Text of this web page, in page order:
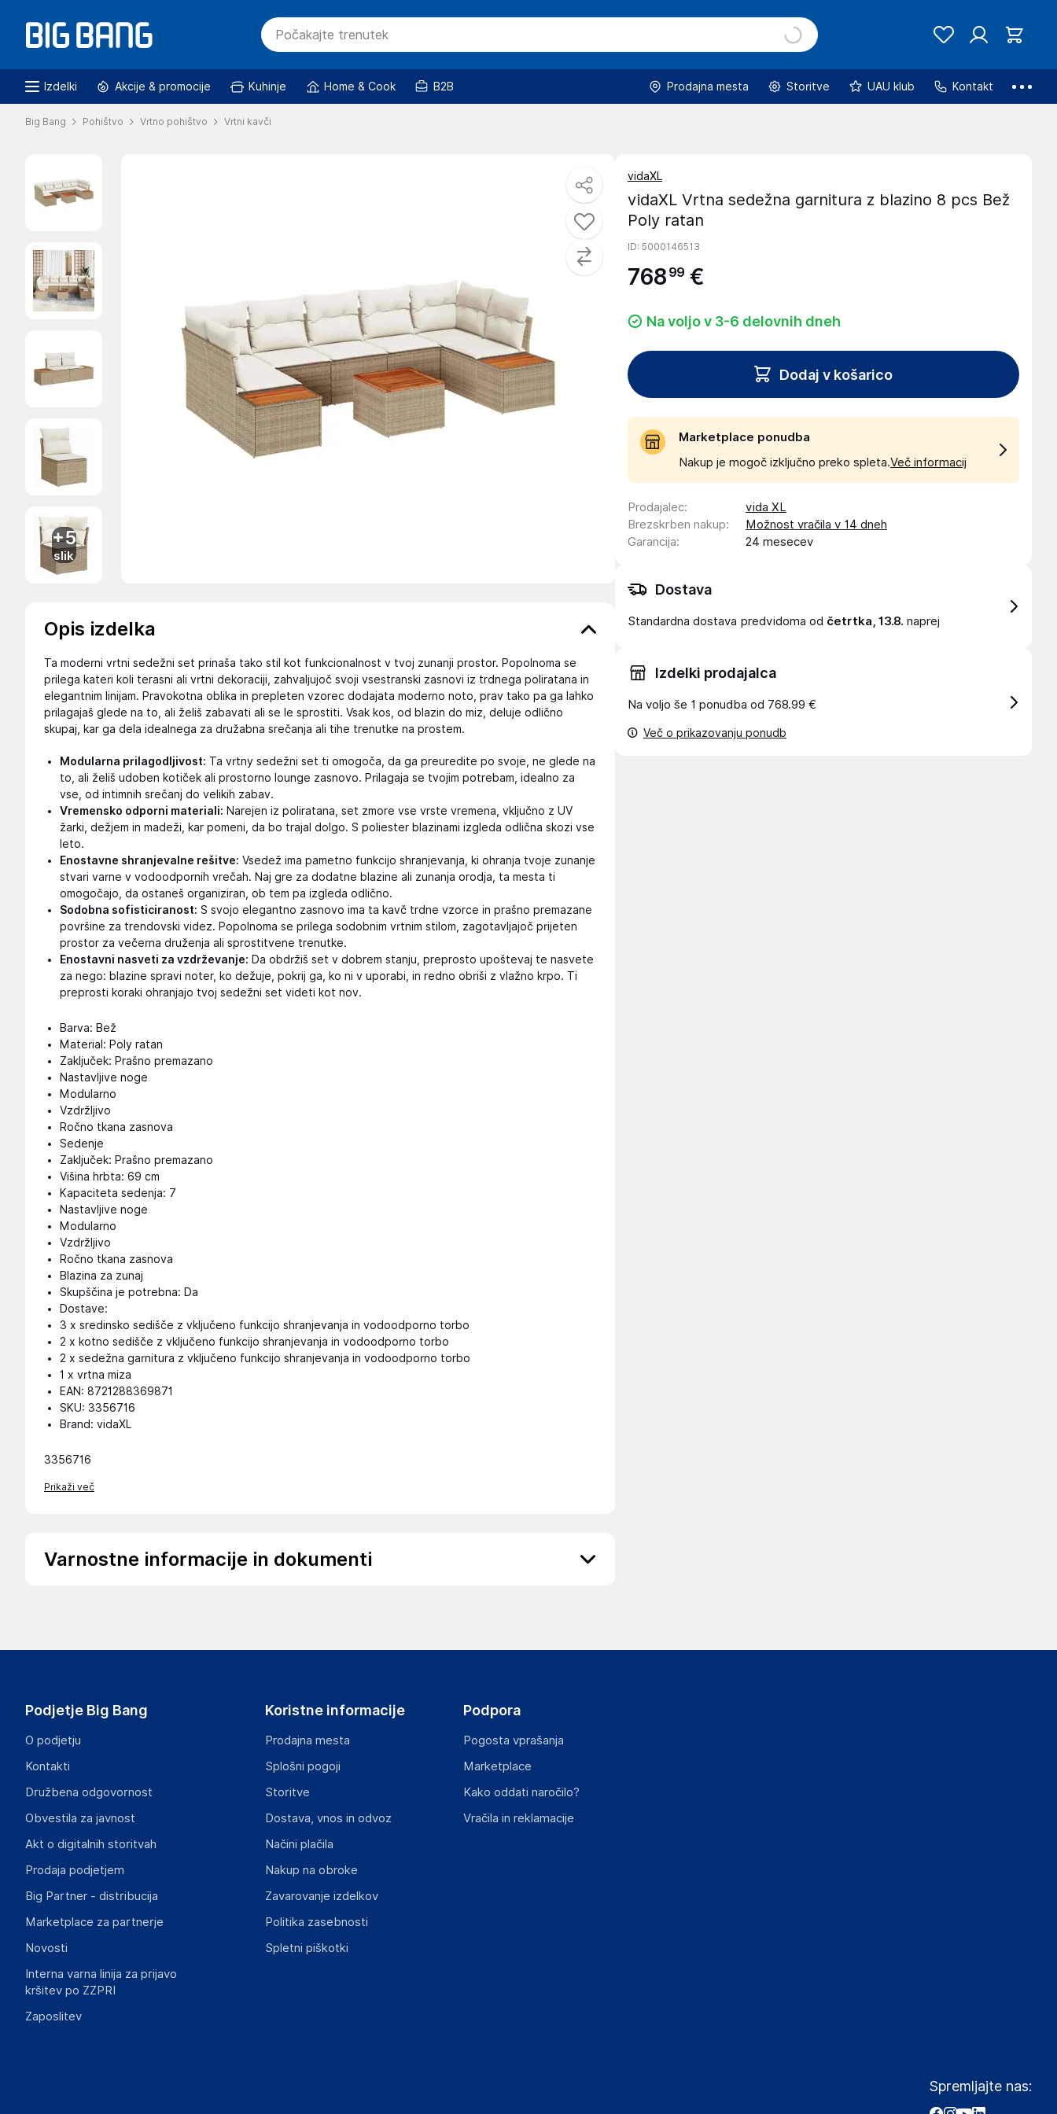
Izdelki Akcije & promocije Kuhinje Home & Cook B2B Prodajna mesta Storitve UAU klub Kontakt
Big Bang Pohištvo Vrtno pohištvo Vrtni kavči
+5
slik
Opis izdelka
Ta moderni vrtni sedežni set prinaša tako stil kot funkcionalnost v tvoj zunanji prostor. Popolnoma se
prilega kateri koli terasni ali vrtni dekoraciji, zahvaljujoč svoji vsestranski zasnovi iz trdnega poliratana in
elegantnim linijam. Pravokotna oblika in prepleten vzorec dodajata moderno noto, prav tako pa ga lahko
prilagajaš glede na to, ali želiš zabavati ali se le sprostiti. Vsak kos, od blazin do miz, deluje odlično
skupaj, kar ga dela idealnega za družabna srečanja ali tihe trenutke na prostem.
Modularna prilagodljivost: Ta vrtny sedežni set ti omogoča, da ga preuredite po svoje, ne glede na
to, ali želiš udoben kotiček ali prostorno lounge zasnovo. Prilagaja se tvojim potrebam, idealno za
vse, od intimnih srečanj do velikih zabav.
Vremensko odporni materiali: Narejen iz poliratana, set zmore vse vrste vremena, vključno z UV
žarki, dežjem in madeži, kar pomeni, da bo trajal dolgo. S poliester blazinami izgleda odlična skozi vse
leto.
Enostavne shranjevalne rešitve: Vsedež ima pametno funkcijo shranjevanja, ki ohranja tvoje zunanje
stvari varne v vodoodpornih vrečah. Naj gre za dodatne blazine ali zunanja orodja, ta mesta ti
omogočajo, da ostaneš organiziran, ob tem pa izgleda odlično.
Sodobna sofisticiranost: S svojo elegantno zasnovo ima ta kavč trdne vzorce in prašno premazane
površine za trendovski videz. Popolnoma se prilega sodobnim vrtnim stilom, zagotavljajoč prijeten
prostor za večerna druženja ali sprostitvene trenutke.
Enostavni nasveti za vzdrževanje: Da obdržiš set v dobrem stanju, preprosto upoštevaj te nasvete
za nego: blazine spravi noter, ko dežuje, pokrij ga, ko ni v uporabi, in redno obriši z vlažno krpo. Ti
preprosti koraki ohranjajo tvoj sedežni set videti kot nov.
Barva: Bež
Material: Poly ratan
Zaključek: Prašno premazano
Nastavljive noge
Modularno
Vzdržljivo
Ročno tkana zasnova
Sedenje
Zaključek: Prašno premazano
Višina hrbta: 69 cm
Kapaciteta sedenja: 7
Nastavljive noge
Modularno
Vzdržljivo
Ročno tkana zasnova
Blazina za zunaj
Skupščina je potrebna: Da
Dostave:
3 x sredinsko sedišče z vključeno funkcijo shranjevanja in vodoodporno torbo
2 x kotno sedišče z vključeno funkcijo shranjevanja in vodoodporno torbo
2 x sedežna garnitura z vključeno funkcijo shranjevanja in vodoodporno torbo
1 x vrtna miza
EAN: 8721288369871
SKU: 3356716
Brand: vidaXL
3356716
Prikaži več
Varnostne informacije in dokumenti
https://www.vidaxl.nl/
Gospodarski subjekt s sedežem v EU, ki zagotavlja skladnost izdelka z zahtevanimi predpisi.
Mary Kingsleystraat 1, 5928 SK Venlo
The Netherlands
Slike o varnosti izdelka
Slike o varnosti izdelka vsebujejo opozorila na embalaži izdelka in lahko vključujejo ključne varnostne
vidaXL
vidaXL Vrtna sedežna garnitura z blazino 8 pcs Bež
Poly ratan
ID: 5000146513
768 99 €
Na voljo v 3-6 delovnih dneh
Dodaj v košarico
Marketplace ponudba
Nakup je mogoč izključno preko spleta.Več informacij
Prodajalec:
vida XL
Brezskrben nakup:
Možnost vračila v 14 dneh
Garancija: 24 mesecev
Dostava
Standardna dostava predvidoma od četrtka, 13.8. naprej
Izdelki prodajalca
Na voljo še 1 ponudba od 768.99 €
Več o prikazovanju ponudb
Podjetje Big Bang
O podjetju
Kontakti
Družbena odgovornost
Obvestila za javnost
Akt o digitalnih storitvah
Prodaja podjetjem
Big Partner - distribucija
Marketplace za partnerje
Novosti
Interna varna linija za prijavo
kršitev po ZZPRI
Zaposlitev
Koristne informacije
Prodajna mesta
Splošni pogoji
Storitve
Dostava, vnos in odvoz
Načini plačila
Nakup na obroke
Zavarovanje izdelkov
Politika zasebnosti
Spletni piškotki
Podpora
Pogosta vprašanja
Marketplace
Kako oddati naročilo?
Vračila in reklamacije
Spremljajte nas: